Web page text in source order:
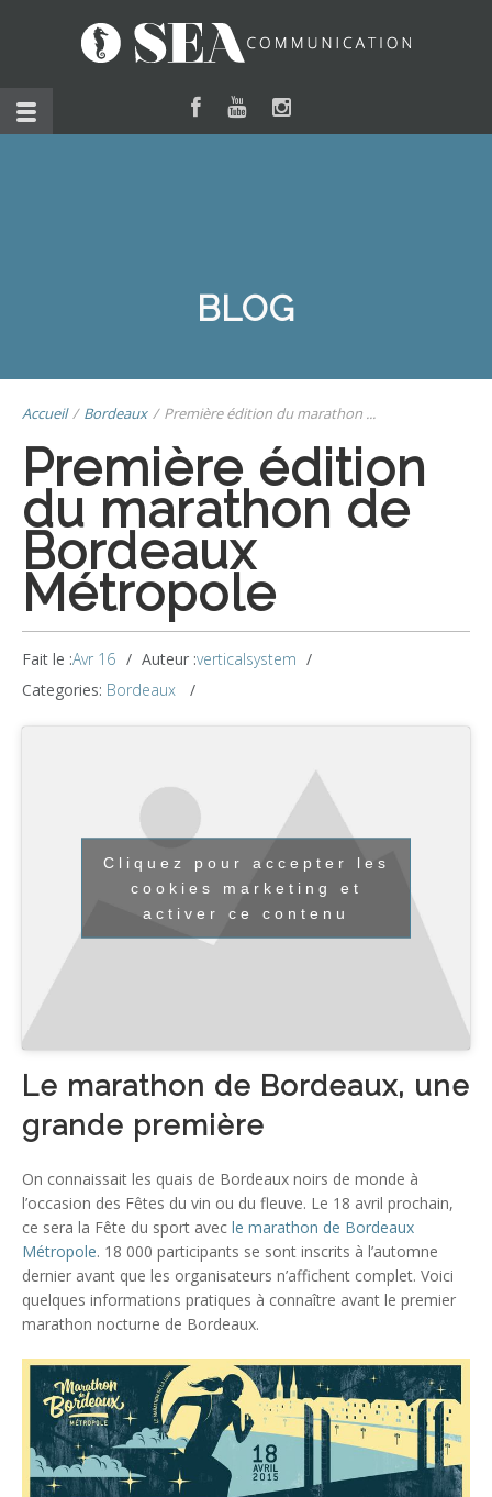
BLOG
Accueil / Bordeaux / Première édition du marathon ...
Première édition
du marathon de
Bordeaux
Métropole
Fait le :Avr 16 Auteur :verticalsystem
Categories: Bordeaux
Cliquez pour accepter les
cookies marketing et
activer ce contenu
Le marathon de Bordeaux, une
grande première
On connaissait les quais de Bordeaux noirs de monde à
l’occasion des Fêtes du vin ou du fleuve. Le 18 avril prochain,
ce sera la Fête du sport avec le marathon de Bordeaux
Métropole. 18 000 participants se sont inscrits à l’automne
dernier avant que les organisateurs n’affichent complet. Voici
quelques informations pratiques à connaître avant le premier
marathon nocturne de Bordeaux.